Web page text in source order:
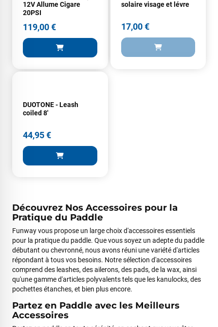
12V Allume Cigare
20PSI
119,00 €
solaire visage et lévre
17,00 €
DUOTONE - Leash
coiled 8'
44,95 €
Découvrez Nos Accessoires pour la
Pratique du Paddle
Funway vous propose un large choix d'accessoires essentiels
pour la pratique du paddle. Que vous soyez un adepte du paddle
débutant ou chevronné, nous avons réuni une variété d'articles
répondant à tous vos besoins. Notre sélection d'accessoires
comprend des leashes, des ailerons, des pads, de la wax, ainsi
qu'une gamme d'articles polyvalents tels que les kanulocks, des
pochettes étanches, et bien plus encore.
Partez en Paddle avec les Meilleurs
Accessoires
encore pour cette severne dyno !
Maronui RICHMOND
il y a 3 mois
J'ai acheté une voile d'occasion depuis Tahiti. Super service.
Mauruuru roa.
VOIR TOUS LES AVIS